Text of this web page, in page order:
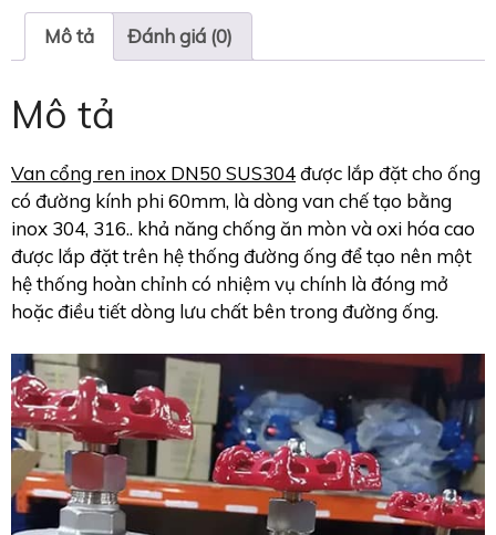
Mô tả Đánh giá (0)
Mô tả
Van cổng ren inox DN50 SUS304được lắp đặt cho ống
có đường kính phi 60mm, là dòng van chế tạo bằng
inox 304, 316.. khả năng chống ăn mòn và oxi hóa cao
được lắp đặt trên hệ thống đường ống để tạo nên một
hệ thống hoàn chỉnh có nhiệm vụ chính là đóng mở
hoặc điều tiết dòng lưu chất bên trong đường ống.